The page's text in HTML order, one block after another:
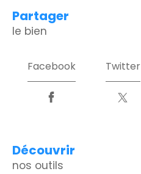
partager
le bien
Facebook Twitter
découvrir
nos outils